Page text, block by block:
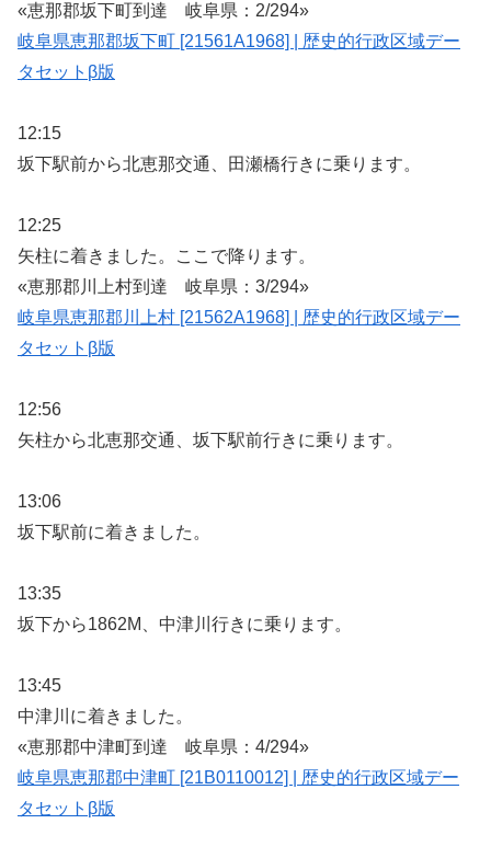
«恵那郡坂下町到達 岐阜県：2/294»
岐阜県恵那郡坂下町 [21561A1968] | 歴史的行政区域デー
タセットβ版
12:15
坂下駅前から北恵那交通、田瀬橋行きに乗ります。
12:25
矢柱に着きました。ここで降ります。
«恵那郡川上村到達 岐阜県：3/294»
岐阜県恵那郡川上村 [21562A1968] | 歴史的行政区域デー
タセットβ版
12:56
矢柱から北恵那交通、坂下駅前行きに乗ります。
13:06
坂下駅前に着きました。
13:35
坂下から1862M、中津川行きに乗ります。
13:45
中津川に着きました。
«恵那郡中津町到達 岐阜県：4/294»
岐阜県恵那郡中津町 [21B0110012] | 歴史的行政区域デー
タセットβ版